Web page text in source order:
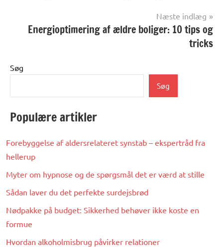
Næste indlæg
Energioptimering af ældre boliger: 10 tips og
tricks
Søg
Søg
Populære artikler
Forebyggelse af aldersrelateret synstab – ekspertråd fra
hellerup
Myter om hypnose og de spørgsmål det er værd at stille
Sådan laver du det perfekte surdejsbrød
Nødpakke på budget: Sikkerhed behøver ikke koste en
formue
Hvordan alkoholmisbrug påvirker relationer